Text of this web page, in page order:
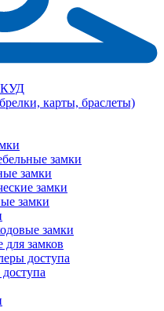
карты, браслеты)
замки
замки
замки
замки
замки
замков
доступа